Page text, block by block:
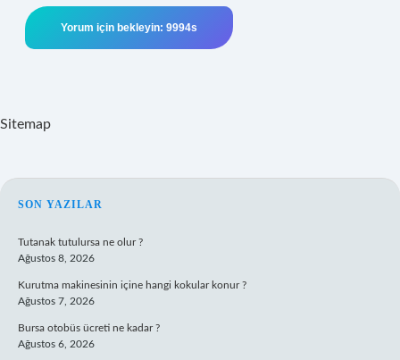
Sitemap
SIDEBAR
SON YAZILAR
Tutanak tutulursa ne olur ?
Ağustos 8, 2026
Kurutma makinesinin içine hangi kokular konur ?
Ağustos 7, 2026
Bursa otobüs ücreti ne kadar ?
Ağustos 6, 2026